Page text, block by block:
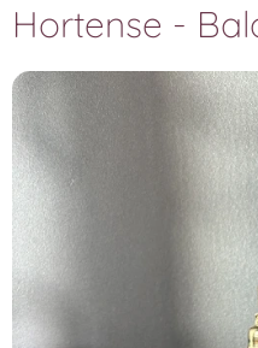
Hortense -